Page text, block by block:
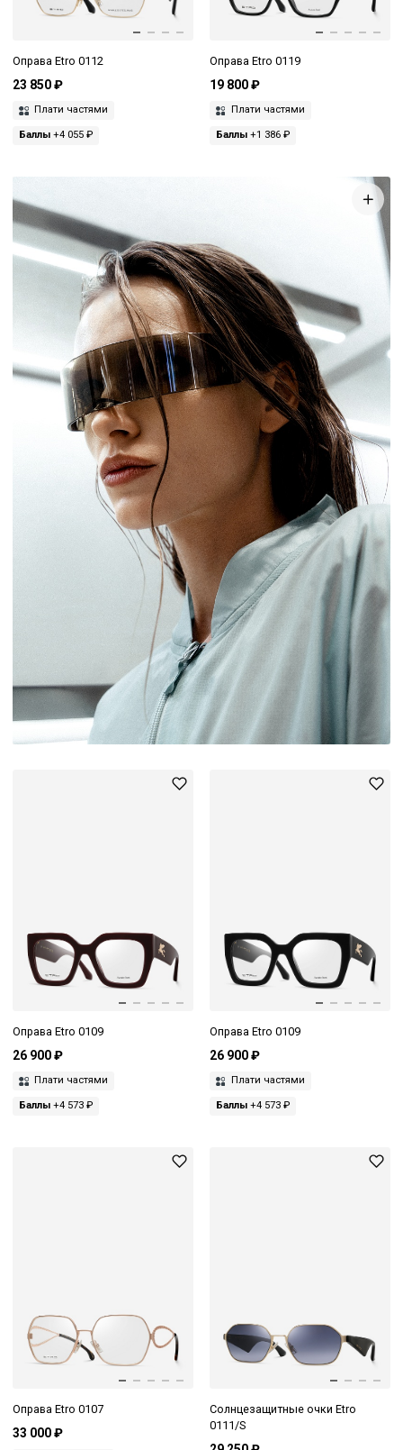
Оправа Etro 0112
23 850 ₽
Плати частями
Баллы +4 055 ₽
Оправа Etro 0119
19 800 ₽
Плати частями
Баллы+1 386 ₽
Оправа Etro 0109
26 900 ₽
Плати частями
Баллы +4 573 ₽
Оправа Etro 0109
26 900 ₽
Плати частями
Баллы+4 573 ₽
Оправа Etro 0107
33 000 ₽
Солнцезащитные очки Etro
0111/S